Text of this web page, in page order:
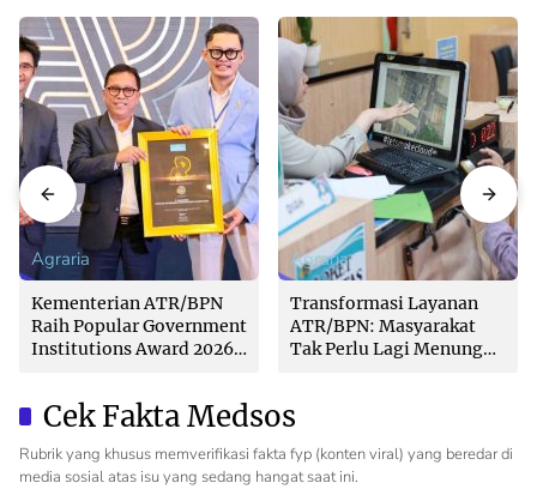
Agraria
Kementerian ATR/BPN
Raih Popular Government
Institutions Award 2026
Agraria
Transformasi Layanan
ATR/BPN: Masyarakat
Tak Perlu Lagi Menunggu
Cek Fakta Medsos
Rubrik yang khusus memverifikasi fakta fyp (konten viral) yang beredar di
media sosial atas isu yang sedang hangat saat ini.